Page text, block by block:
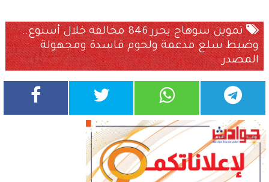
تموين سوهاج يحرر 846 مخالفة خلال أسبوع..
وضبط سلع مدعمة ولحوم فاسدة ومجهولة
المصدر